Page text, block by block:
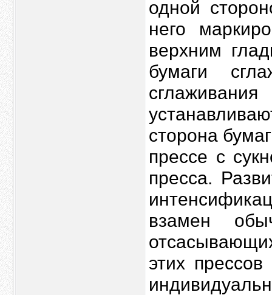
одной
него
верхним
бумаги
сторона
прессе с
пресса.
взамен
этих